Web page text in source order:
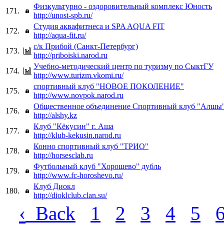
171.
Физкультурно - оздоровительный комплекс Юность
http://unost-spb.ru/
172.
Студия аквафитнеса и SPA AQUA FIT
http://aqua-fit.ru/
173.
с/к Прибой (Санкт-Петербург)
http://priboiski.narod.ru
174.
Учебно-методический центр по туризму по СыктГУ
http://www.turizm.vkomi.ru/
175.
спортивный клуб "НОВОЕ ПОКОЛЕНИЕ"
http://www.novpok.narod.ru
176.
Общественное объединение Спортивный клуб
http://alshy.kz
177.
Клуб "Кёкусин" г. Аша
http://klub-kekusin.narod.ru
178.
Конно спортивный клуб "ТРИО"
http://horsesclab.ru
179.
Футбольный клуб "Хорошево" дубль
http://www.fc-horoshevo.ru/
180.
Клуб Диокл
http://dioklclub.clan.su/
‹ Back 1 2 3 4 5